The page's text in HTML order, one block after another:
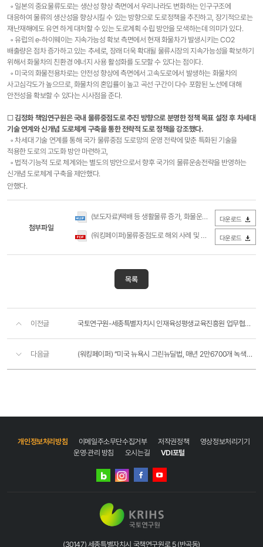
◦ 일본의 중요물류도로는 생산성 향상 측면에서 우리나라도 변화하는 인구구조에
대응하여 물류의 생산성을 향상시킬 수 있는 방향으로 도로정책을 추진하고, 장기적으로는
재난재해에도 유연 하게 대처할 수 있는 도로계획 수립 방안을 모색하는데 의미가 있다.
◦ 유럽의 e-하이웨이는 지속가능성 확보 측면에서 현재 화물차가 발생시키는 CO2
배출량은 점차 증가하고 있는 추세로, 장래 더욱 확대될 물류시장의 지속가능성을 확보하기
위해서 화물차의 친환경 에너지 사용 활성화를 도모할 수 있다는 점이다.
◦ 미국의 화물전용차로는 안전성 향상에 측면에서 고속도로에서 발생하는 화물차의
사고심각도가 높으므로, 화물차의 혼입률이 높고 곡선 구간이 다수 포함된 노선에 대해
안전성을 확보할 수 있다는 시사점을 준다.
□ 김정화 책임연구원은 국내 물류중점도로 추진 방향으로 분명한 정책 목표 설정 후 차세대
기술 연계와 신개념 도로체계 구축을 통한 전략적 도로 정책을 강조했다.
◦ 차세대 기술 연계를 통해 국가 물류중점 도로망의 운영 전략에 맞춘 특화된 기술을
적용한 도로의 고도화 방안 마련하고,
◦ 법적·기능적 도로 체계와는 별도의 방안으로서 향후 국가의 물류운송전략을 반영하는
신개념 도로체계 구축을 제안했다. ​
안했다.
첨부파일
(보도자료)택배 등 생활물류 증가, 화물운송 효율화와 안정성 확보를 위해 ‘물류중점도로’ 도입 필요 (국토연구원).hwp 다운로드
(워킹페이퍼)물류중점도로 해외 사례 및 시사점.pdf (0Byte / 다운
다운로드
목록
이전글 국토연구원-세종특별자치시 인재육성평생교육진흥원 업무협약 체결
다음글 (워킹페이퍼) “미국 뉴욕시 그린뉴딜법, 매년 2만6700개 녹색일자리 창출 기대”
개인정보처리방침 이메일주소무단수집거부 저작권정책
영상정보처리기기
운영·관리 방침
오시는길 VDI포털
네이버
인스타그램
(30147) 세종특별자치시 국책연구원로 5 (반곡동)